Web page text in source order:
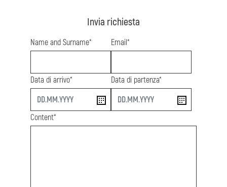
Invia richiesta
Name and Surname* Email*
Data di arrivo*
start
Data di partenza*
end
Content*